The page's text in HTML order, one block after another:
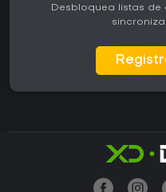
Desbloquea listas